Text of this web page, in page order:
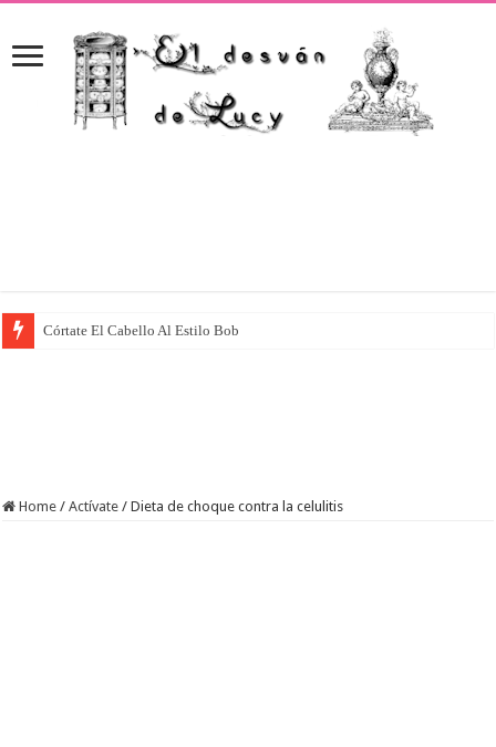
Córtate El Cabello Al Estilo Bob
Home / Actívate / Dieta de choque contra la celulitis